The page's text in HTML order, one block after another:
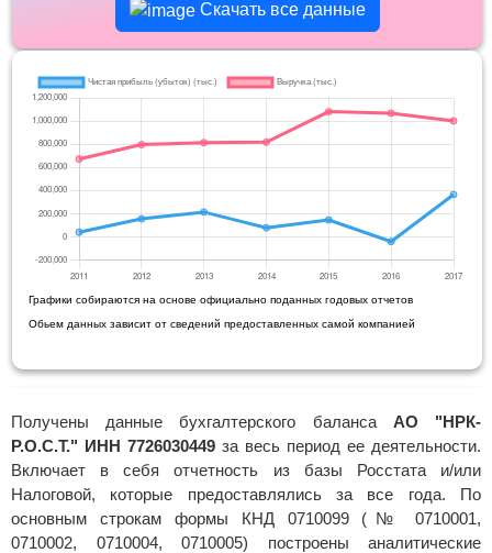
Скачать все данные
Графики собираются на основе официально поданных годовых отчетов
Обьем данных зависит от сведений предоставленных самой компанией
Получены данные бухгалтерского баланса АО "НРК-
Р.О.С.Т." ИНН 7726030449 за весь период ее деятельности.
Включает в себя отчетность из базы Росстата и/или
Налоговой, которые предоставлялись за все года. По
основным строкам формы КНД 0710099 (№ 0710001,
0710002, 0710004, 0710005) построены аналитические